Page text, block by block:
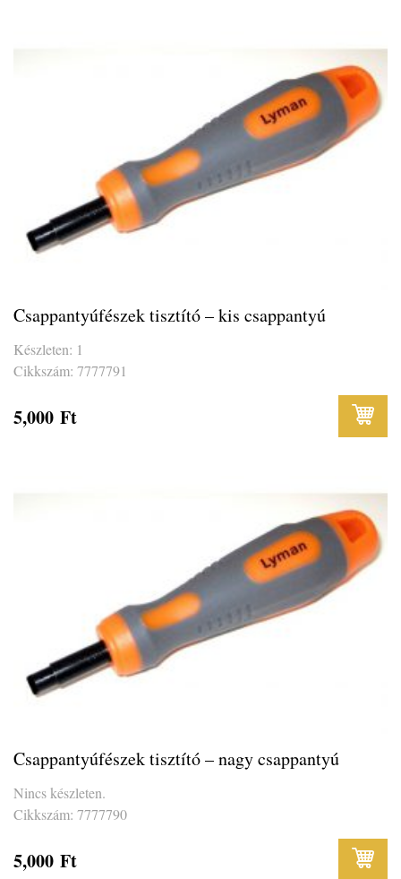
Csappantyúfészek tisztító – kis csappantyú
Készleten: 1
Cikkszám: 7777791
5,000 Ft
Csappantyúfészek tisztító – nagy csappantyú
Nincs készleten.
Cikkszám: 7777790
5,000 Ft